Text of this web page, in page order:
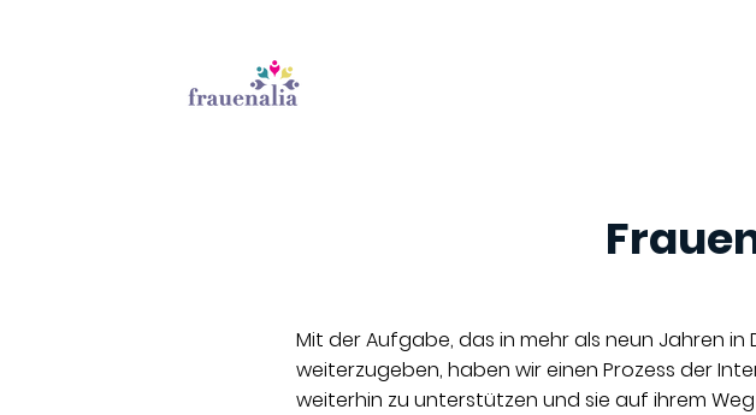
Mit der Aufgabe, das in mehr als neun Jahren
weiterzugeben, haben wir einen Prozess der
weiterhin zu unterstützen und sie auf ihrem